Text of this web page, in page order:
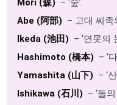
Abe (阿部) – 고대 씨족
Ikeda (池田) – ‘연못의
Hashimoto (橋本) – ‘
Yamashita (山下) – ‘
Ishikawa (石川) – ‘돌의